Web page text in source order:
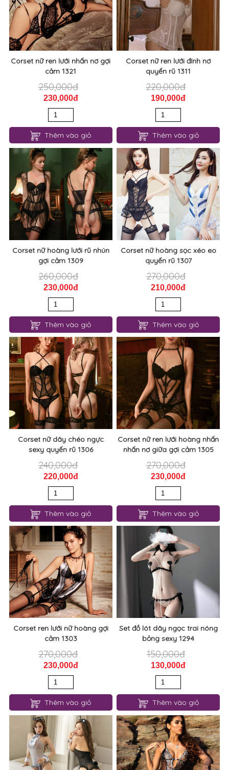
Corset nữ ren lưới nhấn nơ gợi
cảm 1321
250,000đ
230,000đ
Thêm vào giỏ
Corset nữ ren lưới đính nơ
quyến rũ 1311
220,000đ
190,000đ
Thêm vào giỏ
Corset nữ hoàng lưới rũ nhún
gợi cảm 1309
260,000đ
230,000đ
Thêm vào giỏ
Corset nữ hoàng sọc xéo eo
quyến rũ 1307
270,000đ
210,000đ
Thêm vào giỏ
Corset nữ dây chéo ngực
sexy quyến rũ 1306
240,000đ
220,000đ
Thêm vào giỏ
Corset nữ ren lưới hoàng nhấn
nhấn nơ giữa gợi cảm 1305
270,000đ
230,000đ
Thêm vào giỏ
Corset ren lưới nữ hoàng gợi
cảm 1303
270,000đ
230,000đ
Thêm vào giỏ
Set đồ lót dây ngọc trai nóng
bỏng sexy 1294
150,000đ
130,000đ
Thêm vào giỏ